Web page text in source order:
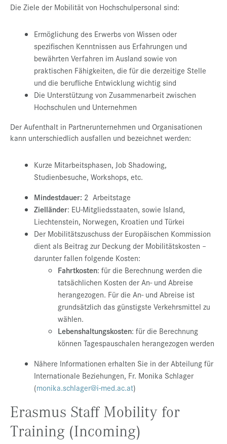
Die Ziele der Mobilität von Hochschulpersonal sind:
Ermöglichung des Erwerbs von Wissen oder
spezifischen Kenntnissen aus Erfahrungen und
bewährten Verfahren im Ausland sowie von
praktischen Fähigkeiten, die für die derzeitige Stelle
und die berufliche Entwicklung wichtig sind
Die Unterstützung von Zusammenarbeit zwischen
Hochschulen und Unternehmen
Der Aufenthalt in Partnerunternehmen und Organisationen
kann unterschiedlich ausfallen und bezeichnet werden:
Kurze Mitarbeitsphasen, Job Shadowing,
Studienbesuche, Workshops, etc.
Mindestdauer: 2 Arbeitstage
Zielländer: EU-Mitgliedsstaaten, sowie Island,
Liechtenstein, Norwegen, Kroatien und Türkei
Der Mobilitätszuschuss der Europäischen Kommission
dient als Beitrag zur Deckung der Mobilitätskosten –
darunter fallen folgende Kosten:
Fahrtkosten: für die Berechnung werden die
tatsächlichen Kosten der An- und Abreise
herangezogen. Für die An- und Abreise ist
grundsätzlich das günstigste Verkehrsmittel zu
wählen.
Lebenshaltungskosten: für die Berechnung
können Tagespauschalen herangezogen werden
Nähere Informationen erhalten Sie in der Abteilung für
Internationale Beziehungen, Fr. Monika Schlager
(monika.schlager@i-med.ac.at)
Erasmus Staff Mobility for
Training (Incoming)